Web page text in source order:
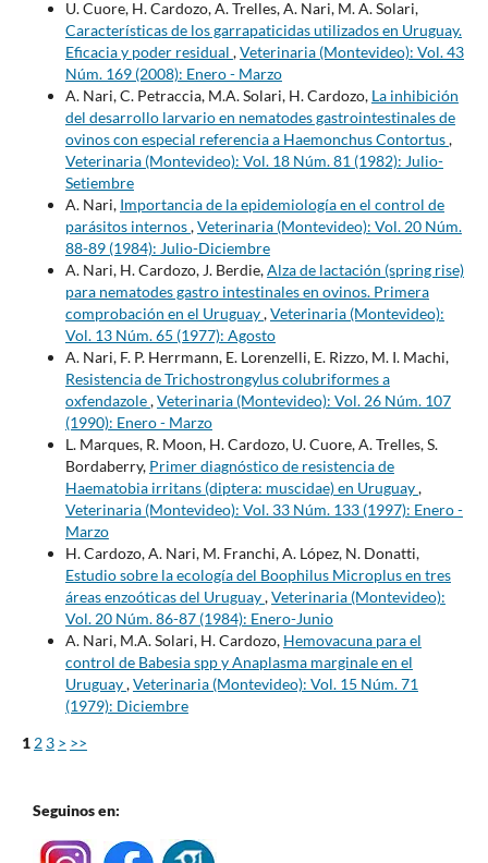
U. Cuore, H. Cardozo, A. Trelles, A. Nari, M. A. Solari,
Características de los garrapaticidas utilizados en Uruguay.
Eficacia y poder residual ,Veterinaria (Montevideo): Vol. 43
Núm. 169 (2008): Enero - Marzo
A. Nari, C. Petraccia, M.A. Solari, H. Cardozo, La inhibición
del desarrollo larvario en nematodes gastrointestinales de
ovinos con especial referencia a Haemonchus Contortus,
Veterinaria (Montevideo): Vol. 18 Núm. 81 (1982): Julio-
Setiembre
A. Nari, Importancia de la epidemiología en el control de
parásitos internos,Veterinaria (Montevideo): Vol. 20 Núm.
88-89 (1984): Julio-Diciembre
A. Nari, H. Cardozo, J. Berdie,Alza de lactación (spring rise)
para nematodes gastro intestinales en ovinos. Primera
comprobación en el Uruguay,Veterinaria (Montevideo):
Vol. 13 Núm. 65 (1977): Agosto
A. Nari, F. P. Herrmann, E. Lorenzelli, E. Rizzo, M. I. Machi,
Resistencia de Trichostrongylus colubriformes a
oxfendazole,Veterinaria (Montevideo): Vol. 26 Núm. 107
(1990): Enero - Marzo
L. Marques, R. Moon, H. Cardozo, U. Cuore, A. Trelles, S.
Bordaberry, Primer diagnóstico de resistencia de
Haematobia irritans (diptera: muscidae) en Uruguay,
Veterinaria (Montevideo): Vol. 33 Núm. 133 (1997): Enero -
Marzo
H. Cardozo, A. Nari, M. Franchi, A. López, N. Donatti,
Estudio sobre la ecología del Boophilus Microplus en tres
áreas enzoóticas del Uruguay,Veterinaria (Montevideo):
Vol. 20 Núm. 86-87 (1984): Enero-Junio
A. Nari, M.A. Solari, H. Cardozo, Hemovacuna para el
control de Babesia spp y Anaplasma marginale en el
Uruguay,Veterinaria (Montevideo): Vol. 15 Núm. 71
(1979): Diciembre
1 2 3 > >>
Seguinos en: